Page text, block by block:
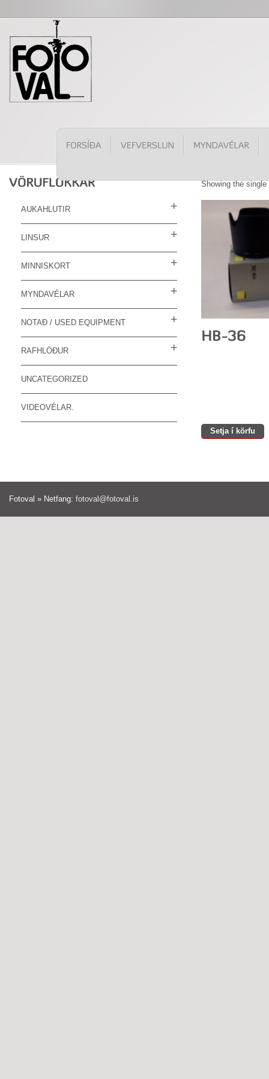
Showing the single
Setja í körfu
AUKAHLUTIR
LINSUR
MINNISKORT
MYNDAVÉLAR
NOTAÐ / USED EQUIPMENT
RAFHLÖÐUR
UNCATEGORIZED
VIDEOVÉLAR.
Fotoval » Netfang: fotoval@fotoval.is